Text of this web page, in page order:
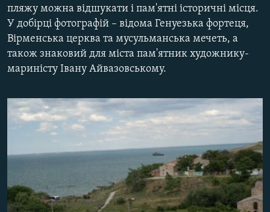
ВСЕ ЗА ДЕНЬ
СПЕЦПРОЕКТИ
ДЕПОРТАЦІЯ
ВІДЕОУРОКИ «ELIFBE»
УКРАЇНСЬКА ПРОБЛЕМА КРИМУ
ІНФОГРАФІКА
ЯК ОБІЙТИ БЛОКУВАННЯ
Qırımtatar
ДОЛУЧАЙСЯ!
Усі сайти RFE/RL
пляжу можна відшукати і пам'ятні історичні місця.
У добірці фотографій – відома Генуезька фортеця,
Вірменська церква та мусульманська мечеть, а
також знаковий для міста пам'ятник художнику-
мариністу Івану Айвазовському.